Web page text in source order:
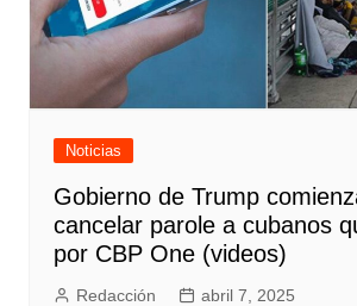
Noticias
Gobierno de Trump
cancelar parole a cubanos
por CBP One (videos)
Redacción abril 7, 2025